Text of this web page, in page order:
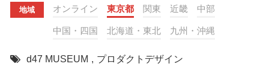
地域 オンライン 東京都 関東 近畿 中部
中国・四国 北海道・東北 九州・沖縄
d47 MUSEUM , プロダクトデザイン